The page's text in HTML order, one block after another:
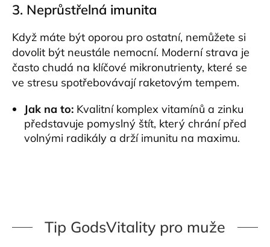
3. Neprůstřelná imunita
Když máte být oporou pro ostatní, nemůžete si
dovolit být neustále nemocní. Moderní strava je
často chudá na klíčové mikronutrienty, které se
ve stresu spotřebovávají raketovým tempem.
Jak na to: Kvalitní komplex vitamínů a zinku
představuje pomyslný štít, který chrání před
volnými radikály a drží imunitu na maximu.
Tip GodsVitality pro muže